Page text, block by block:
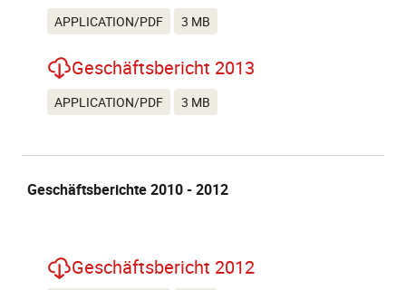
APPLICATION/PDF 3 MB
Geschäftsbericht 2013
APPLICATION/PDF 3 MB
Geschäftsberichte 2010 - 2012
Geschäftsbericht 2012